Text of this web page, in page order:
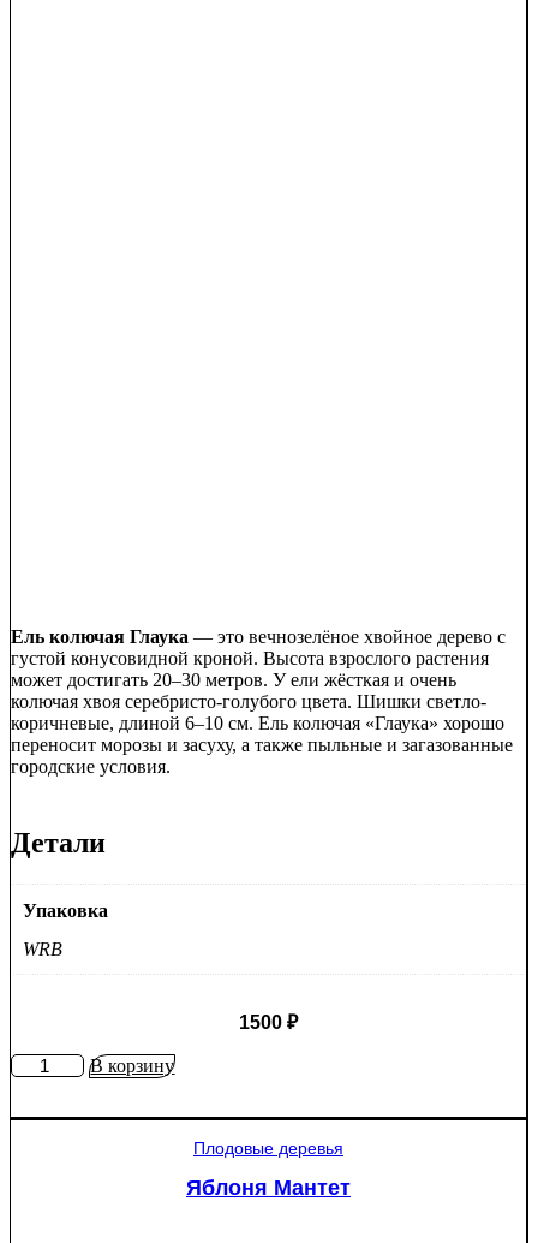
Ель колючая Глаука — это вечнозелёное хвойное дерево с
густой конусовидной кроной. Высота взрослого растения
может достигать 20–30 метров. У ели жёсткая и очень
колючая хвоя серебристо-голубого цвета. Шишки светло-
коричневые, длиной 6–10 см. Ель колючая «Глаука» хорошо
переносит морозы и засуху, а также пыльные и загазованные
городские условия.
Детали
Упаковка
WRB
1500 ₽
КоличествоВ корзину
Плодовые деревья
Яблоня Мантет